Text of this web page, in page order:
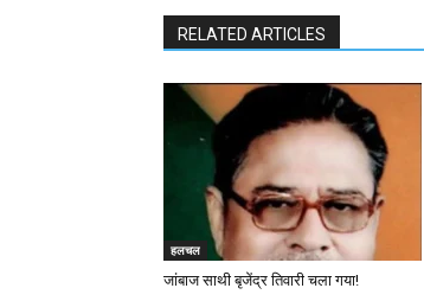
RELATED ARTICLES
हलचल
जांबाज साथी बृजेंद्र तिवारी चला गया!